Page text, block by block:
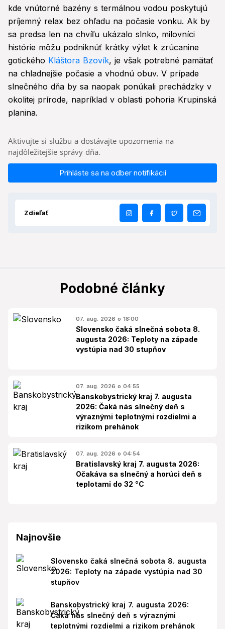
kde vnútorné bazény s termálnou vodou poskytujú
príjemný relax bez ohľadu na počasie vonku. Ak by
sa predsa len na chvíľu ukázalo slnko, milovníci
histórie môžu podniknúť krátky výlet k zrúcanine
gotického Kláštora Bzovík, je však potrebné pamätať
na chladnejšie počasie a vhodnú obuv. V prípade
slnečného dňa by sa naopak ponúkali prechádzky v
okolitej prírode, napríklad v oblasti pohoria Krupinská
planina.
Aktivujte si službu a dostávajte upozornenia na
najdôležitejšie správy dňa.
Prihláste sa na odber notifikácií
Zdieľať
Podobné články
07. aug. 2026 o 18:00
Slovensko čaká slnečná sobota 8.
augusta 2026: Teploty na západe
vystúpia nad 30 stupňov
07. aug. 2026 o 04:55
Banskobystrický kraj 7. augusta
2026: Čaká nás slnečný deň s
výraznými teplotnými rozdielmi a
rizikom prehánok
07. aug. 2026 o 04:54
Bratislavský kraj 7. augusta 2026:
Očakáva sa slnečný a horúci deň s
teplotami do 32 °C
Najnovšie
Slovensko čaká slnečná sobota 8. augusta
2026: Teploty na západe vystúpia nad 30
stupňov
Banskobystrický kraj 7. augusta 2026:
Čaká nás slnečný deň s výraznými
teplotnými rozdielmi a rizikom prehánok